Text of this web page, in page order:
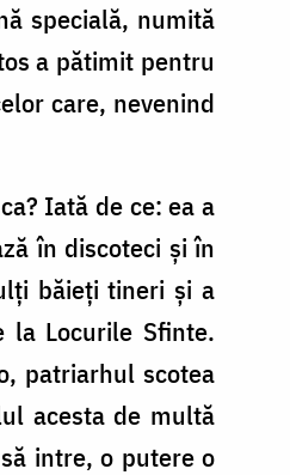
specială, numită
a pătimit pentru
care, nevenind
Iată de ce: ea a
în discoteci şi în
băieţi tineri şi a
la Locurile Sfinte.
patriarhul scotea
acesta de multă
intre, o putere o